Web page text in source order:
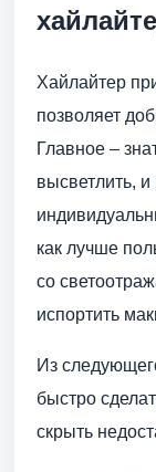
Хайлайтер
позволяет
Главное –
высветлить,
как лучше
со
испортить
Из
быстро
скрыть